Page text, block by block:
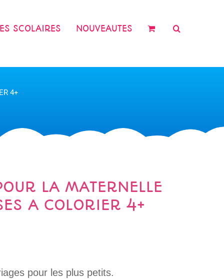
SCOLAIRES NOUVEAUTES
4+
LA MATERNELLE
A COLORIER 4+
pour les plus petits.